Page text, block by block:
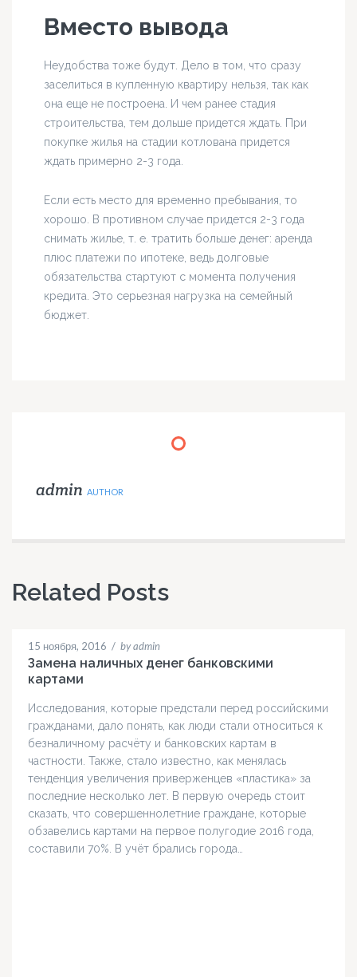
Вместо вывода
Неудобства тоже будут. Дело в том, что сразу
заселиться в купленную квартиру нельзя, так как
она еще не построена. И чем ранее стадия
строительства, тем дольше придется ждать. При
покупке жилья на стадии котлована придется
ждать примерно 2-3 года.
Если есть место для временно пребывания, то
хорошо. В противном случае придется 2-3 года
снимать жилье, т. е. тратить больше денег: аренда
плюс платежи по ипотеке, ведь долговые
обязательства стартуют с момента получения
кредита. Это серьезная нагрузка на семейный
бюджет.
admin AUTHOR
Related Posts
15 ноября, 2016 / by admin
Замена наличных денег банковскими
картами
Исследования, которые предстали перед российскими
гражданами, дало понять, как люди стали относиться к
безналичному расчёту и банковских картам в
частности. Также, стало известно, как менялась
тенденция увеличения приверженцев «пластика» за
последние несколько лет. В первую очередь стоит
сказать, что совершеннолетние граждане, которые
обзавелись картами на первое полугодие 2016 года,
составили 70%. В учёт брались города…